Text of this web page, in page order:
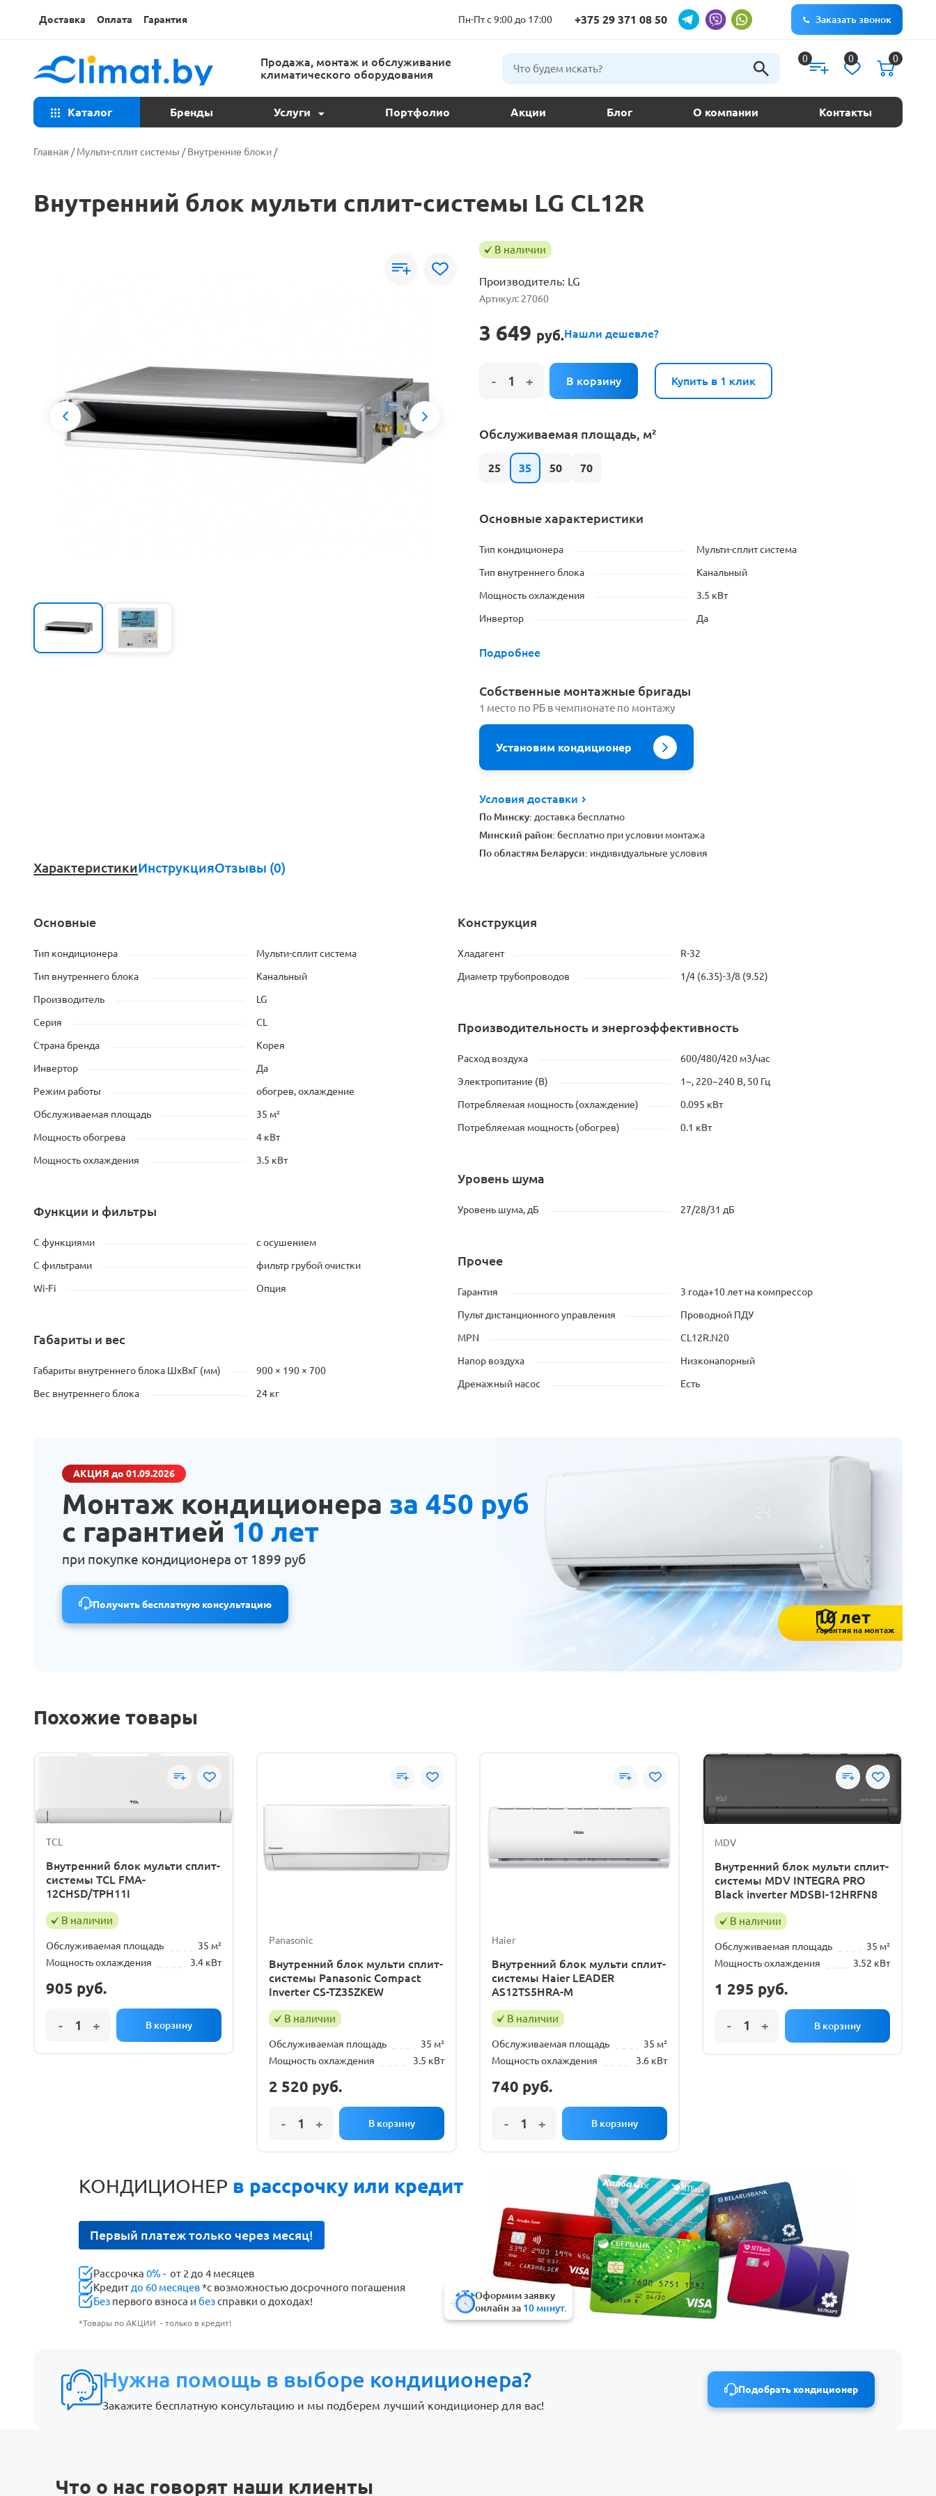
Доставка Оплата Гарантия Пн-Пт с 9:00 до 17:00 +375 29 371 08 50 Заказать звонок
Продажа, монтаж и обслуживание
климатического оборудования
0 0 0
Каталог Бренды Услуги
Установка кондиционера
Портфолио Акции Блог О компании Контакты
Главная /Мульти-сплит системы /Внутренние блоки /
Внутренний блок мульти сплит-системы LG CL12R
Previous
Next
В наличии
Производитель: LG
Артикул: 27060
3 649 руб.Нашли дешевле?
Купить в 1 клик
Обслуживаемая площадь, м²
25 35 50 70
Основные характеристики
Тип кондиционера Мульти-сплит система
Тип внутреннего блока Канальный
Мощность охлаждения 3.5 кВт
Инвертор Да
Подробнее
Cобственные монтажные бригады
1 место по РБ в чемпионате по монтажу
Установим кондиционер
Условия доставки
По Минску: доставка бесплатно
Минский район: бесплатно при условии монтажа
По областям Беларуси: индивидуальные условия
ХарактеристикиИнструкцияОтзывы (0)
Основные
Тип кондиционера Мульти-сплит система
Тип внутреннего блока Канальный
Производитель LG
Серия CL
Страна бренда Корея
Инвертор Да
Режим работы обогрев, охлаждение
Обслуживаемая площадь 35 м²
Мощность обогрева 4 кВт
Мощность охлаждения 3.5 кВт
Функции и фильтры
С функциями с осушением
С фильтрами фильтр грубой очистки
Wi-Fi Опция
Габариты и вес
Габариты внутреннего блока ШхВхГ (мм) 900 × 190 × 700
Вес внутреннего блока 24 кг
Конструкция
Хладагент R-32
Диаметр трубопроводов 1/4 (6.35)-3/8 (9.52)
Производительность и энергоэффективность
Расход воздуха 600/480/420 м3/час
Электропитание (В) 1~, 220~240 В, 50 Гц
Потребляемая мощность (охлаждение) 0.095 кВт
Потребляемая мощность (обогрев) 0.1 кВт
Уровень шума
Уровень шума, дБ 27/28/31 дБ
Прочее
Гарантия 3 года+10 лет на компрессор
Пульт дистанционного управления Проводной ПДУ
MPN CL12R.N20
Напор воздуха Низконапорный
Дренажный насос Есть
АКЦИЯ до 01.09.2026
Монтаж кондиционера за 450 руб
с гарантией 10 лет
при покупке кондиционера от 1899 руб
Получить бесплатную консультацию
10 лет
гарантия на монтаж
Похожие товары
TCL
Внутренний блок мульти сплит-
системы TCL FMA-
12CHSD/TPH11I
В наличии
Обслуживаемая площадь
35 м²
Мощность охлаждения
3.4 кВт
905 руб.
Panasonic
Внутренний блок мульти сплит-
системы Panasonic Compact
Inverter CS-TZ35ZKEW
В наличии
Обслуживаемая площадь
35 м²
Мощность охлаждения
3.5 кВт
2 520 руб.
Haier
Внутренний блок мульти сплит-
системы Haier LEADER
AS12TS5HRA-M
В наличии
Обслуживаемая площадь
35 м²
Мощность охлаждения
3.6 кВт
740 руб.
MDV
Внутренний блок мульти сплит-
системы MDV INTEGRA PRO
Black inverter MDSBI-12HRFN8
В наличии
Обслуживаемая площадь
35 м²
Мощность охлаждения
3.52 кВт
1 295 руб.
КОНДИЦИОНЕР в рассрочку или кредит
Первый платеж только через месяц!
Рассрочка 0% - от 2 до 4 месяцев
Кредит до 60 месяцев*с возможностью досрочного погашения
Без первого взноса и безсправки о доходах!
*Товары по АКЦИИ - только в кредит!
Оформим заявку
онлайн за 10 минут.
Нужна помощь в выборе кондиционера?
Закажите бесплатную консультацию и мы подберем лучший кондиционер для вас!
Подобрать кондиционер
Что о нас говорят наши клиенты